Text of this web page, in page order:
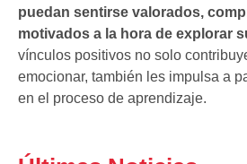
puedan sentirse valorados,
motivados a la hora de explorar
vínculos positivos no solo
emocionar, también les impulsa a
en el proceso de aprendizaje.